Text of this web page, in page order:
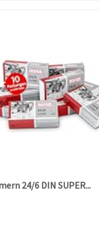
24/6 DIN SUPER...